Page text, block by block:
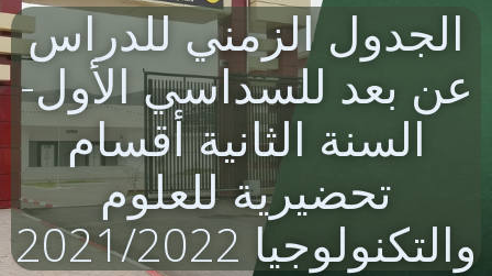
الجدول الزمني للدراس
عن بعد للسداسي الأول-
السنة الثانية أقسام
تحضيرية للعلوم
والتكنولوجيا 2021/2022